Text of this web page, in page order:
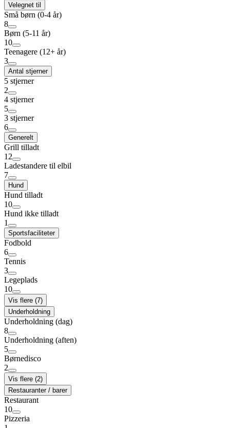
Velegnet til
Små børn (0-4 år)
8
Børn (5-11 år)
10
Teenagere (12+ år)
3
Antal stjerner
5 stjerner
2
4 stjerner
5
3 stjerner
6
Generelt
Grill tilladt
12
Ladestandere til elbil
7
Hund
Hund tilladt
10
Hund ikke tilladt
1
Sportsfaciliteter
Fodbold
6
Tennis
3
Legeplads
10
Vis flere (7)
Underholdning
Underholdning (dag)
8
Underholdning (aften)
5
Børnedisco
2
Vis flere (2)
Restauranter / barer
Restaurant
10
Pizzeria